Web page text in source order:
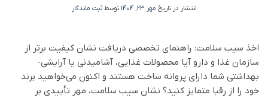
انتشار در تاریخ مهر 23, 1404 توسطثبت ماندگار
اخذ سیب سلامت: راهنمای تخصصی دریافت نشان کیفیت برتر از
سازمان غذا و دارو آیا محصولات غذایی، آشامیدنی یا آرایشی-
بهداشتی شما دارای پروانه ساخت هستند و اکنون می‌خواهید برند
خود را از رقبا متمایز کنید؟ نشان سیب سلامت، مهر تأییدی بر